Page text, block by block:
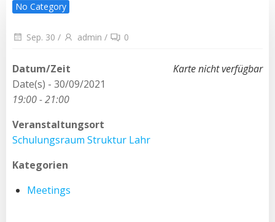
No Category
Sep. 30 / admin / 0
Karte nicht verfügbar
Datum/Zeit
Date(s) - 30/09/2021
19:00 - 21:00
Veranstaltungsort
Schulungsraum Struktur Lahr
Kategorien
Meetings